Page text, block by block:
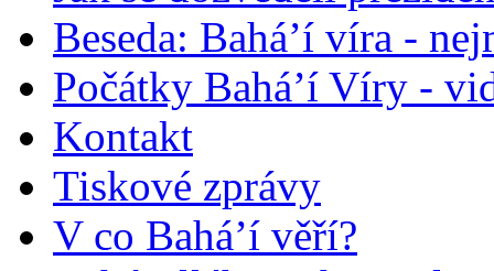
Beseda: Bahá’í víra -
Počátky Bahá’í Víry -
Kontakt
Tiskové zprávy
V co Bahá’í věří?